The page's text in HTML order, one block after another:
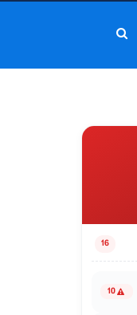
16
10